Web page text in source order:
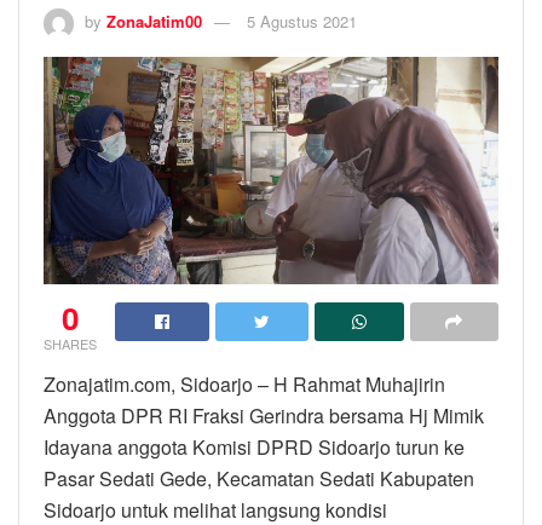
by ZonaJatim00 5 Agustus 2021
0
SHARES
Zonajatim.com, Sidoarjo – H Rahmat Muhajirin
Anggota DPR RI Fraksi Gerindra bersama Hj Mimik
Idayana anggota Komisi DPRD Sidoarjo turun ke
Pasar Sedati Gede, Kecamatan Sedati Kabupaten
Sidoarjo untuk melihat langsung kondisi